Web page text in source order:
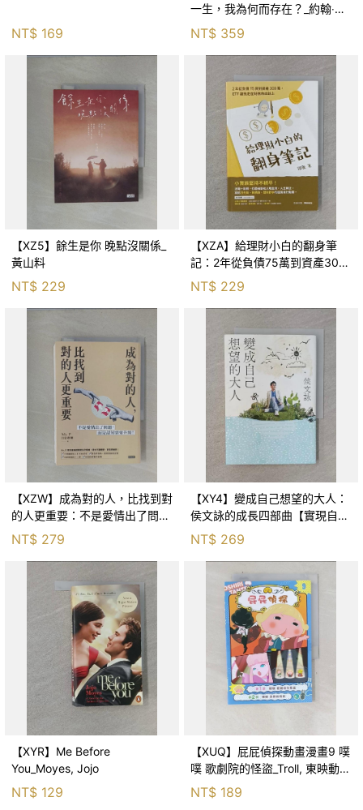
NT$ 169
一生，我為何而存在？_約翰‧史
崔勒基, Elsa
NT$ 359
【XZ5】餘生是你 晚點沒關係_
黃山料
NT$ 229
【XZA】給理財小白的翻身筆
記：2年從負債75萬到資產300
萬，ETF讓我走在財務自由路上_
鐵蛋
NT$ 229
【XZW】成為對的人，比找到對
的人更重要：不是愛情出了問
題，而是認知需要升級！_Mr. P
NT$ 279
【XY4】變成自己想望的大人：
侯文詠的成長四部曲【實現自
己】_侯文詠
NT$ 269
【XYR】Me Before
You_Moyes, Jojo
NT$ 129
【XUQ】屁屁偵探動畫漫畫9 噗
噗 歌劇院的怪盜_Troll, 東映動畫
株式會社, 張東君
NT$ 189